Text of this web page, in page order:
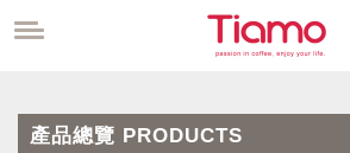
產品總覽 PRODUCTS